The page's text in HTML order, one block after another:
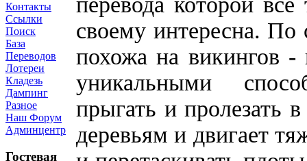
Контакты
Ссылки
Поиск
База
Переводов
Лотереи
Кладезь
Дампинг
Разное
Наш Форум
Админцентр
Гостевая
своему интересна. По
похожа на викингов
уникальными
прыгать и пролезать
деревьям и двигает